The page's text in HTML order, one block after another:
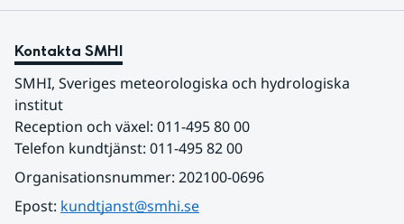
Kontakta SMHI
SMHI, Sveriges meteorologiska och hydrologiska
institut
Reception och växel: 011-495 80 00
Telefon kundtjänst: 011-495 82 00
Organisationsnummer: 202100-0696
Epost: kundtjanst@smhi.se